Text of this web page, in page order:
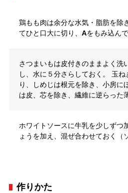
鶏もも肉は余分な水気・脂肪を除
てひと口大に切り、 Aをもみ込んで
さつまいもは皮付きのままよく洗
し、水に５分さらしておく。 玉
り、しめじは根元を除き、小房に
は皮、芯を除き、繊維に逆らった
ホワイトソースに牛乳を少しずつ
ょうを加え、混ぜ合わせておく（
作りかた